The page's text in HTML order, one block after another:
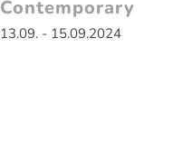
Contemporary
13.09. - 15.09.2024